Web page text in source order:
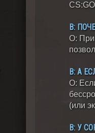
В:
О:
В: А
О:
(или
В: У